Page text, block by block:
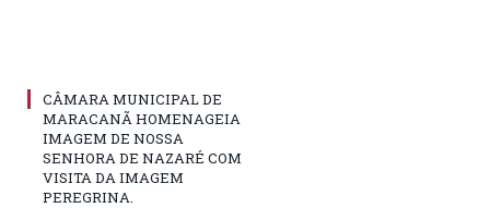
CÂMARA MUNICIPAL DE
MARACANÃ HOMENAGEIA
IMAGEM DE NOSSA
SENHORA DE NAZARÉ COM
VISITA DA IMAGEM
PEREGRINA.